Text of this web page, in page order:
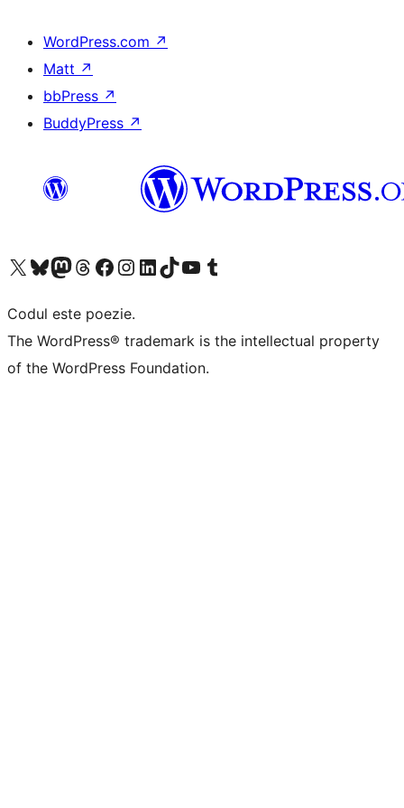
WordPress.com ↗
Matt ↗
bbPress ↗
BuddyPress ↗
Mergi la contul nostru X (fost Twitter)
Vizitează contul nostru Bluesky
Vizitează contul nostru Mastodon
Vizitează contul nostru Threads
Vizitează pagina noastră Facebook
Vizitează-ne pe Instagram
Vizitează-ne pe LinkedIn
Vizitează contul nostru TikTok
Vizitează canalul nostru YouTube
Vizitează contul nostru Tumblr
Codul este poezie.
The WordPress® trademark is the intellectual property
of the WordPress Foundation.